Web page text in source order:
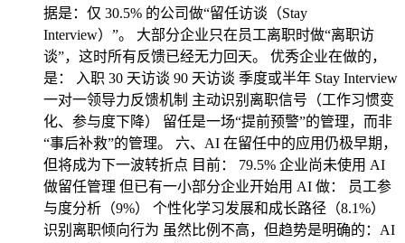
据是：仅 30.5% 的公司做“留任访谈（Stay
Interview）”。 大部分企业只在员工离职时做“离职访
谈”，这时所有反馈已经无力回天。 优秀企业在做的，
是： 入职 30 天访谈 90 天访谈 季度或半年 Stay Interview
一对一领导力反馈机制 主动识别离职信号（工作习惯变
化、参与度下降） 留任是一场“提前预警”的管理，而非
“事后补救”的管理。 六、AI 在留任中的应用仍极早期，
但将成为下一波转折点 目前： 79.5% 企业尚未使用 AI
做留任管理 但已有一小部分企业开始用 AI 做： 员工参
与度分析（9%） 个性化学习发展和成长路径（8.1%）
识别离职倾向行为 虽然比例不高，但趋势是明确的：AI